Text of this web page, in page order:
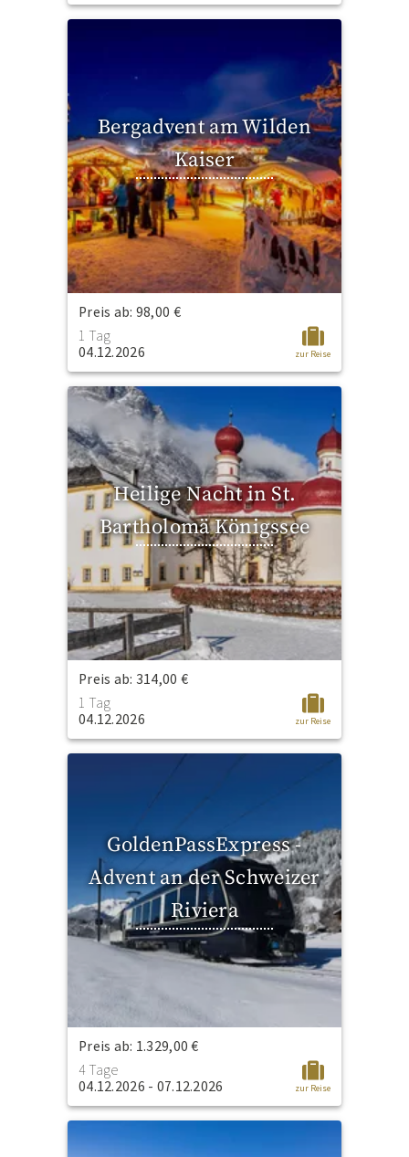
Bergadvent am Wilden
Kaiser
Preis ab: 98,00 €
1 Tag
04.12.2026
zur Reise
Heilige Nacht in St.
Bartholomä Königssee
Preis ab: 314,00 €
1 Tag
04.12.2026
zur Reise
GoldenPassExpress -
Advent an der Schweizer
Riviera
Preis ab: 1.329,00 €
4 Tage
04.12.2026 - 07.12.2026
zur Reise